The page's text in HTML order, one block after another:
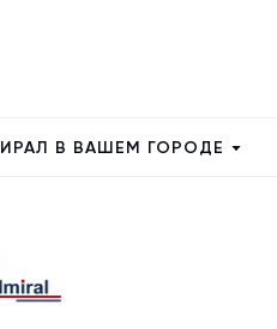
БЮРО ПЕРЕВОДОВ АДМИРАЛ В ВАШЕМ ГОРОДЕ